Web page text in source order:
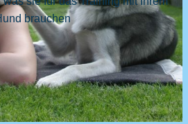
brauchen